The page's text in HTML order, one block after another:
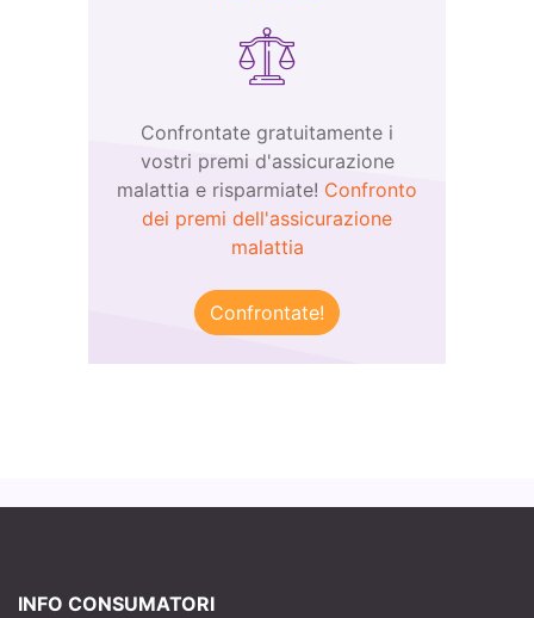
Confrontate gratuitamente i
vostri premi d'assicurazione
malattia e risparmiate! Confronto
dei premi dell'assicurazione
malattia
Confrontate!
INFO CONSUMATORI